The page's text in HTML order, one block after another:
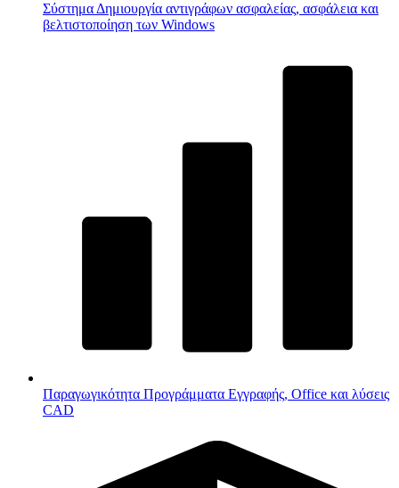
Σύστημα Δημιουργία αντιγράφων ασφαλείας, ασφάλεια και
βελτιστοποίηση των Windows
Παραγωγικότητα Προγράμματα Εγγραφής, Office και λύσεις
CAD